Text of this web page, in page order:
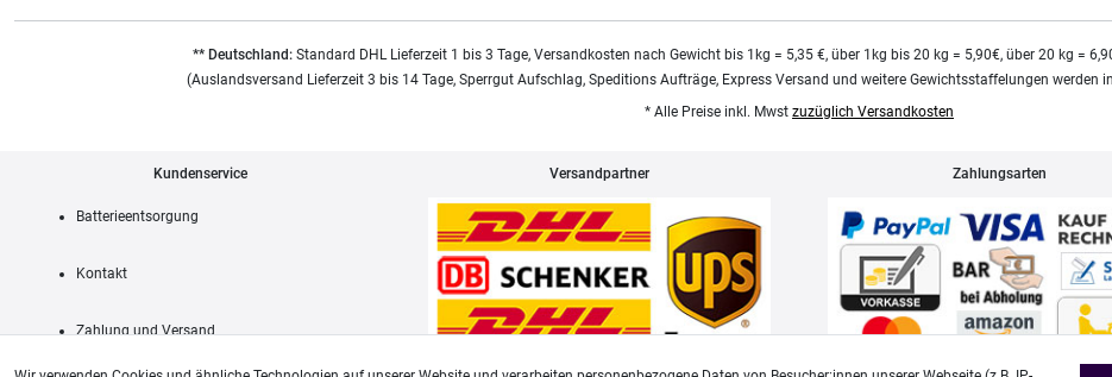
** Deutschland:Standard DHL Lieferzeit 1 bis 3 Tage, Versandkosten nach Gewicht bis 1kg = 5,35 €, über 1kg bis 20 kg = 5,90€, über 20 kg =
(Auslandsversand Lieferzeit 3 bis 14 Tage, Sperrgut Aufschlag, Speditions Aufträge, Express Versand und weitere Gewichtsstaffelungen werden
* Alle Preise inkl. Mwst zuzüglich Versandkosten
Kundenservice
Batterieentsorgung
Kontakt
Zahlung und Versand
Versandpartner Zahlungsarten